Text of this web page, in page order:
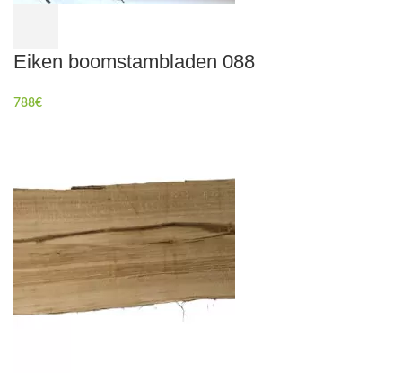
Eiken boomstambladen 088
788€